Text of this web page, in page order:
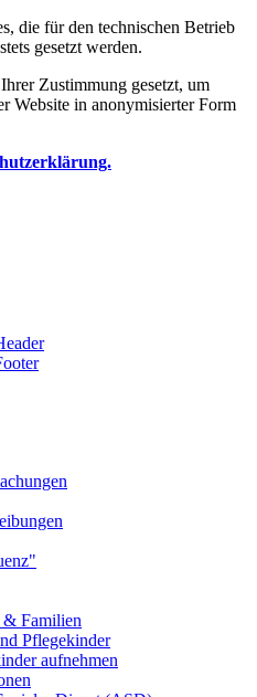
die für den technischen Betrieb
gesetzt werden.
Zustimmung gesetzt, um
Website in anonymisierter Form
& Familien
Pflegekinder
aufnehmen